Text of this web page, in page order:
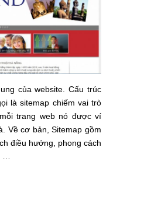
của website. Cấu trúc
là sitemap chiếm vai trò
trang web nó được ví
Về cơ bản, Sitemap gồm
điều hướng, phong cách